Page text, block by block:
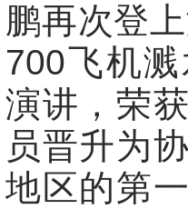
鹏再次登
700飞机
演讲，荣
员晋升为
地区的第